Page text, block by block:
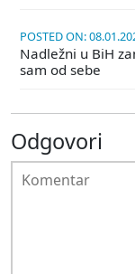
POSTED ON:
Nadležni u BiH
sam od sebe
Odgovori